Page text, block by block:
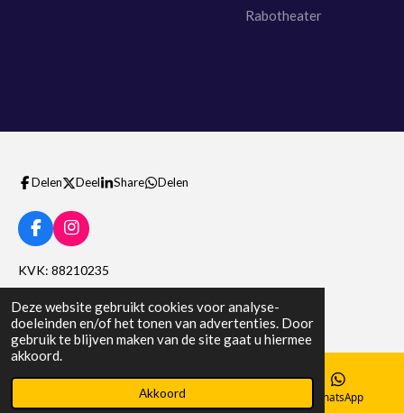
Deze website gebruikt cookies voor analyse-
doeleinden en/of het tonen van advertenties. Door
gebruik te blijven maken van de site gaat u hiermee
akkoord.
Akkoord
Rabotheater
Delen Deel Share Delen
F
a
c
e
o
o
k
I
n
s
t
a
g
r
a
KVK: 88210235
Btw nummer: NL004564536B10
Telefoonnummer WhatsApp